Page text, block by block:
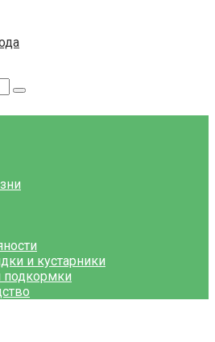
и кустарники
подкормки